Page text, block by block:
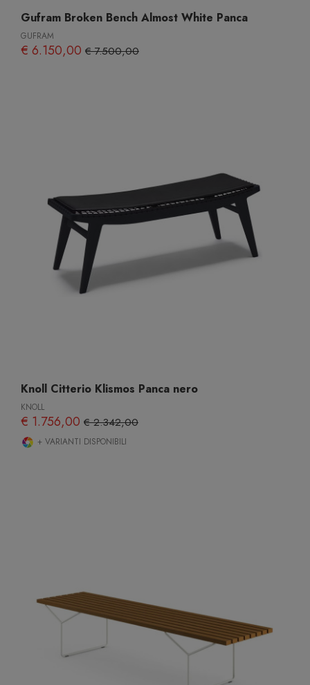
Gufram Broken Bench Almost White Panca
GUFRAM
€ 6.150,00 € 7.500,00
Knoll Citterio Klismos Panca nero
KNOLL
€ 1.756,00 € 2.342,00
+ VARIANTI DISPONIBILI